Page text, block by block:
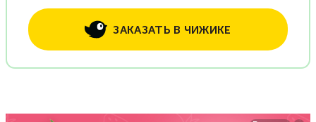
ЗАКАЗАТЬ В ЧИЖИКЕ